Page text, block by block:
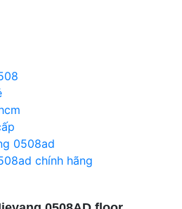
0508ad
chính hãng